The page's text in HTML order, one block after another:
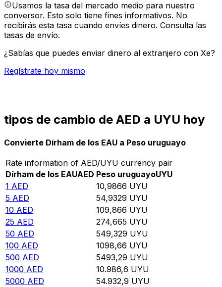
Usamos la tasa del mercado medio para nuestro
conversor. Esto solo tiene fines informativos. No
recibirás esta tasa cuando envíes dinero. Consulta las
tasas de envío.
¿Sabías que puedes enviar dinero al extranjero con Xe?
Regístrate hoy mismo
tipos de cambio de AED a UYU hoy
Convierte Dírham de los EAU a Peso uruguayo
Rate information of AED/UYU currency pair
Dírham de los EAUAED Peso uruguayoUYU
1 AED 10,9866 UYU
5 AED 54,9329 UYU
10 AED 109,866 UYU
25 AED 274,665 UYU
50 AED 549,329 UYU
100 AED 1098,66 UYU
500 AED 5493,29 UYU
1000 AED 10.986,6 UYU
5000 AED 54.932,9 UYU